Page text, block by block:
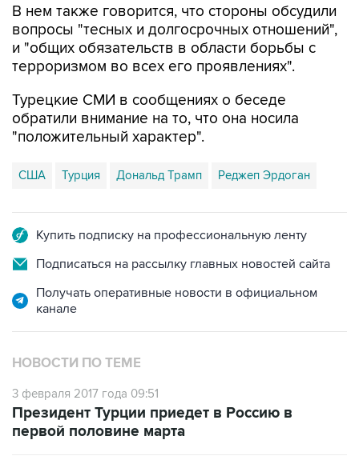
В нем также говорится, что стороны обсудили
вопросы "тесных и долгосрочных отношений",
и "общих обязательств в области борьбы с
терроризмом во всех его проявлениях".
Турецкие СМИ в сообщениях о беседе
обратили внимание на то, что она носила
"положительный характер".
США Турция Дональд Трамп Реджеп Эрдоган
Купить подписку на профессиональную ленту
Подписаться на рассылку главных новостей сайта
Получать оперативные новости в официальном
канале
НОВОСТИ ПО ТЕМЕ
3 февраля 2017 года 09:51
Президент Турции приедет в Россию в
первой половине марта